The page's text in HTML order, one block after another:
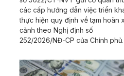
các cấp hướng dẫn việc triển
thực hiện quy định về tạm hoãn
cảnh theo Nghị định số
252/2026/NĐ-CP của Chính phủ.